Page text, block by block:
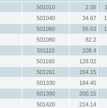
501010 2.05
501040 34.67
501060 55.63
501080
82.2
501110
108.4
501160
128.02
501261
154.15
501330
184.45
501390
200.15
501420
214.14